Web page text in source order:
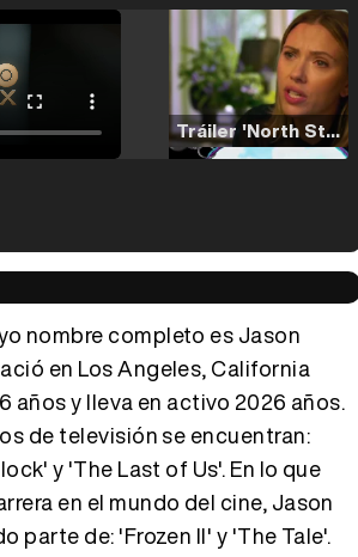
Tráiler 'North Star' (2023)
Tráiler en español de 'La isla olvidada'
Tráiler 'Vida perra' (2026)
Tráiler Oficial en VOSE 'The Audacity'
nombre completo es Jason
en Los Angeles, California
años y lleva en activo 2026 años.
de televisión se encuentran:
y 'The Last of Us'. En lo que
en el mundo del cine, Jason
parte de: 'Frozen II' y 'The Tale'.